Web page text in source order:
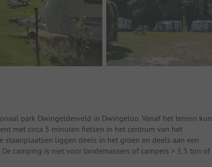
park Dwingelderveld in Dwingeloo. Vanaf het terrein kun
met circa 5 minuten fietsen in het centrum van het
liggen deels in het groen en deels aan een
camping is niet voor tandemassers of campers > 3,5 ton of